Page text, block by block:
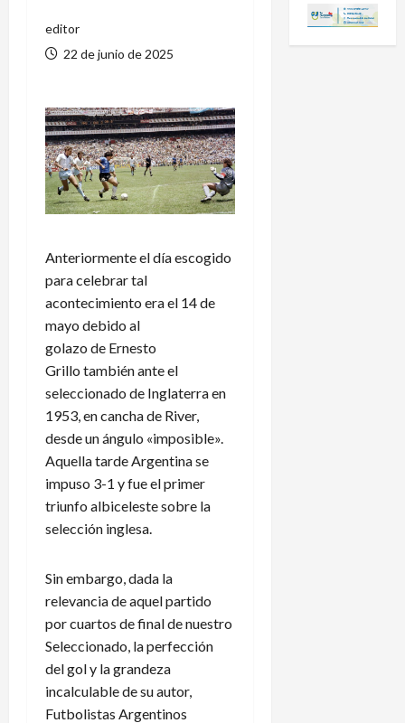
editor
22 de junio de 2025
Anteriormente el día escogido
para celebrar tal
acontecimiento era el 14 de
mayo debido al
golazo de Ernesto
Grillo también ante el
seleccionado de Inglaterra en
1953, en cancha de River,
desde un ángulo «imposible».
Aquella tarde Argentina se
impuso 3-1 y fue el primer
triunfo albiceleste sobre la
selección inglesa.
Sin embargo, dada la
relevancia de aquel partido
por cuartos de final de nuestro
Seleccionado, la perfección
del gol y la grandeza
incalculable de su autor,
Futbolistas Argentinos